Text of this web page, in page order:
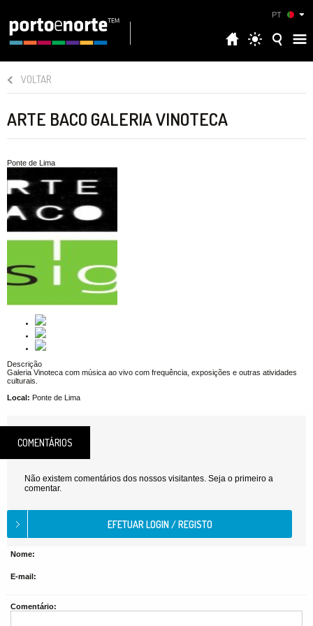
PT
VOLTAR
ARTE BACO GALERIA VINOTECA
Ponte de Lima
Descrição
Galeria Vinoteca com música ao vivo com frequência, exposições e outras atividades
culturais.
Local: Ponte de Lima
COMENTÁRIOS
Não existem comentários dos nossos visitantes. Seja o primeiro a
comentar.
Nome:
E-mail:
Comentário: